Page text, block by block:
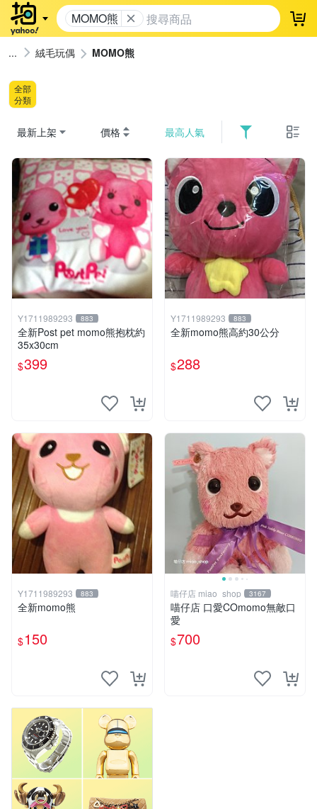
MOMO熊 登
絨毛玩偶 MOMO熊
全部
分類
最新上架 價格 最高人氣
Y1711989293 883
全新Post pet momo熊抱枕約
35x30cm
$399
Y1711989293 883
全新momo熊高約30公分
$288
Y1711989293 883
全新momo熊
$150
喵仔店 miao_shop 3167
喵仔店 口愛COmomo無敵口
愛
$700